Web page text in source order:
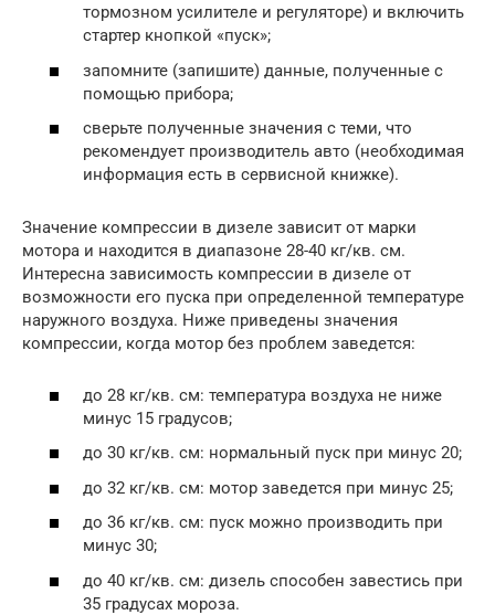
тормозном усилителе и регуляторе) и включить
стартер кнопкой «пуск»;
запомните (запишите) данные, полученные с
помощью прибора;
сверьте полученные значения с теми, что
рекомендует производитель авто (необходимая
информация есть в сервисной книжке).
Значение компрессии в дизеле зависит от марки
мотора и находится в диапазоне 28-40 кг/кв. см.
Интересна зависимость компрессии в дизеле от
возможности его пуска при определенной температуре
наружного воздуха. Ниже приведены значения
компрессии, когда мотор без проблем заведется:
до 28 кг/кв. см: температура воздуха не ниже
минус 15 градусов;
до 30 кг/кв. см: нормальный пуск при минус 20;
до 32 кг/кв. см: мотор заведется при минус 25;
до 36 кг/кв. см: пуск можно производить при
минус 30;
до 40 кг/кв. см: дизель способен завестись при
35 градусах мороза.